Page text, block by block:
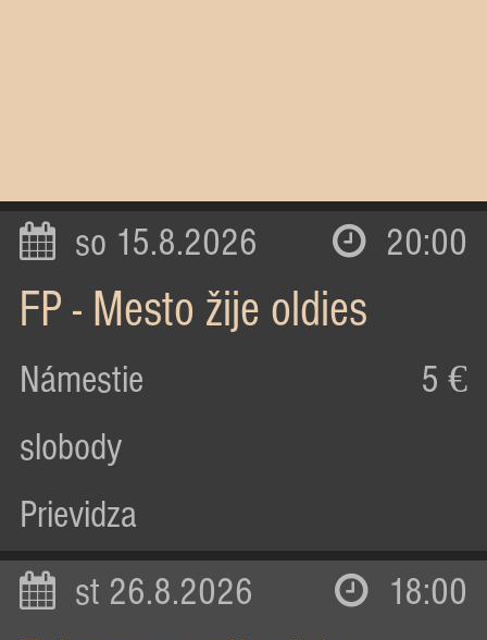
so 15.8.2026 20:00
FP - Mesto žije oldies
Námestie
slobody
Prievidza
5 €
st 26.8.2026 18:00